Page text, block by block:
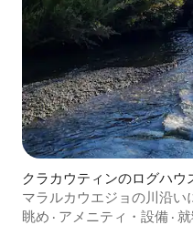
クラカウティンのログハウ
マラルカウエジョの川沿い
眺め · アメニティ・設備 ·